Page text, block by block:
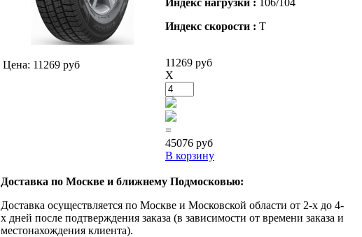
Цена: 11269 руб
Индекс нагрузки : 106/104
Индекс скорости : T
11269 руб
X
=
45076 руб
В корзину
Доставка по Москве и ближнему Подмосковью:
Доставка осуществляется по Москве и Московской области от 2-х до 4-
х дней после подтверждения заказа (в зависимости от времени заказа и
местонахождения клиента).